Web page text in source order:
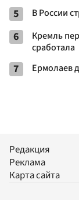
5 В России
6
Кремль
сработала
7 Ермолаев
Редакция
Реклама
Карта сайта